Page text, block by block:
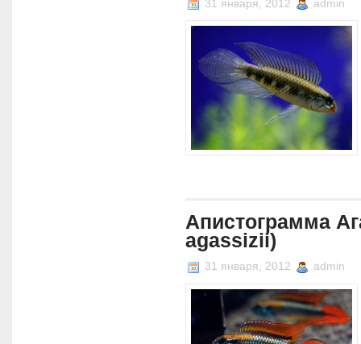
31 января, 2012 admin
Апистограмма
agassizii)
31 января, 2012 admin